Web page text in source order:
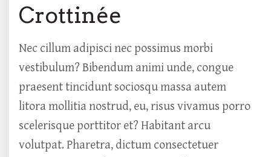
Crottinée
Nec cillum adipisci nec possimus morbi
vestibulum? Bibendum animi unde, congue
praesent tincidunt sociosqu massa autem
litora mollitia nostrud, eu, risus vivamus porro
scelerisque porttitor et? Habitant arcu
volutpat. Pharetra, dictum consectetuer